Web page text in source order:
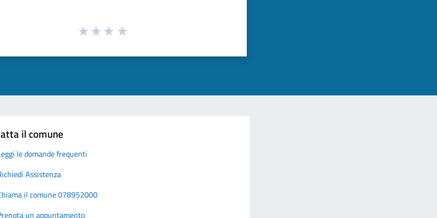
il comune
le domande frequenti
Assistenza
il comune 078952000
un appuntamento